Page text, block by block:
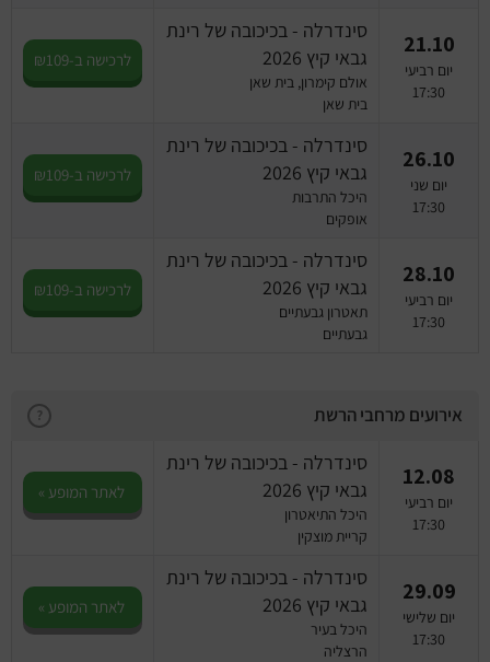
21.10
יום רביעי
17:30
סינדרלה - בכיכובה של רינת
גבאי קיץ 2026
אולם קימרון, בית שאן
בית שאן
לרכישה ב-₪109
26.10
יום שני
17:30
סינדרלה - בכיכובה של רינת
גבאי קיץ 2026
היכל התרבות
אופקים
לרכישה ב-₪109
28.10
יום רביעי
17:30
סינדרלה - בכיכובה של רינת
גבאי קיץ 2026
תאטרון גבעתיים
גבעתיים
לרכישה ב-₪109
אירועים מרחבי הרשת ?
12.08
יום רביעי
17:30
סינדרלה - בכיכובה של רינת
גבאי קיץ 2026
היכל התיאטרון
קריית מוצקין
לאתר המופע »
29.09
יום שלישי
17:30
סינדרלה - בכיכובה של רינת
גבאי קיץ 2026
היכל בעיר
הרצליה
לאתר המופע »